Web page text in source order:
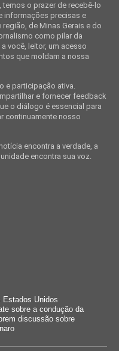
temos o prazer de recebê-lo
informações precisas e
de Minas Gerais e do
como pilar da
você, leitor, um acesso
que moldam a nossa
e participação ativa.
e fornecer feedback
o diálogo é essencial para
continuamente nosso
encontra a verdade, a
encontra sua voz.
Estados Unidos
sobre a condução da
discussão sobre